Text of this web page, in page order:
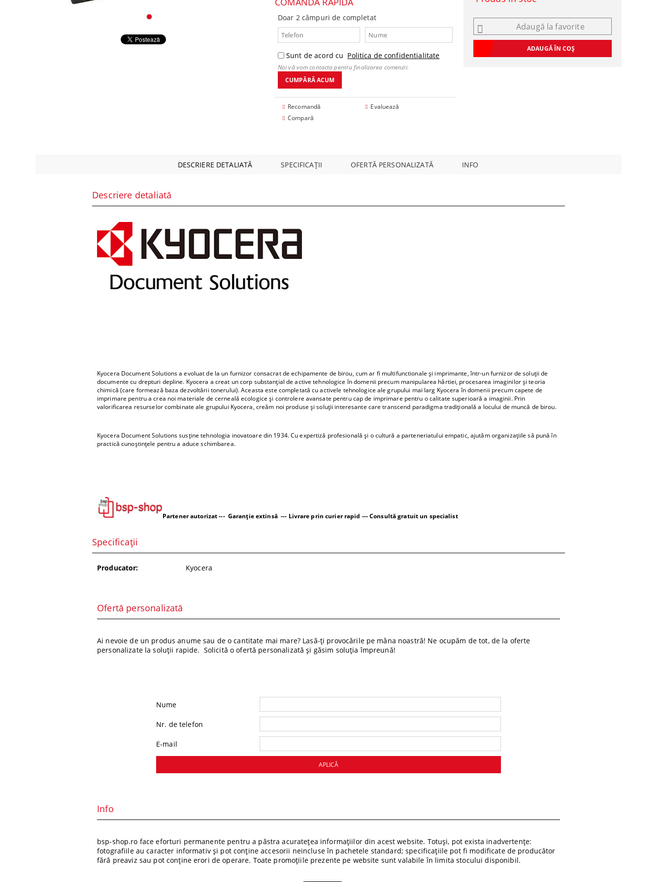
Supraveghere Video IP
Doar 2 câmpuri de completat
Sunt de acord cu Politica de confidentialitate
Noi vă vom contacta pentru finalizarea comenzii.
Recomandă
Evaluează
Compară
Adaugă la favorite
DESCRIERE DETALIATĂ SPECIFICAȚII OFERTĂ PERSONALIZATĂ INFO
Descriere detaliată
Kyocera Document Solutions a evoluat de la un furnizor consacrat de echipamente de birou, cum ar fi multifunctionale și imprimante, într-un furnizor de soluții de
documente cu drepturi depline. Kyocera a creat un corp substanțial de active tehnologice în domenii precum manipularea hârtiei, procesarea imaginilor și teoria
chimică (care formează baza dezvoltării tonerului). Aceasta este completată cu activele tehnologice ale grupului mai larg Kyocera în domenii precum capete de
imprimare pentru a crea noi materiale de cerneală ecologice și controlere avansate pentru cap de imprimare pentru o calitate superioară a imaginii. Prin
valorificarea resurselor combinate ale grupului Kyocera, creăm noi produse și soluții interesante care transcend paradigma tradițională a locului de muncă de birou.
Kyocera Document Solutions susține tehnologia inovatoare din 1934. Cu expertiză profesională și o cultură a parteneriatului empatic, ajutăm organizațiile să pună în
practică cunoștințele pentru a aduce schimbarea.
Partener autorizat --- Garanție extinsă --- Livrare prin curier rapid --- Consultă gratuit un specialist
Specificații
Producator: Kyocera
Ofertă personalizată
Ai nevoie de un produs anume sau de o cantitate mai mare? Lasă-ți provocările pe mâna noastră! Ne ocupăm de tot, de la oferte
personalizate la soluții rapide. Solicită o ofertă personalizată și găsim soluția împreună!
Nume
Nr. de telefon
E-mail
Info
bsp-shop.ro face eforturi permanente pentru a păstra acuratețea informațiilor din acest website. Totuși, pot exista inadvertențe:
fotografiile au caracter informativ și pot conține accesorii neincluse în pachetele standard; specificațiile pot fi modificate de producător
fără preaviz sau pot conține erori de operare. Toate promoțiile prezente pe website sunt valabile în limita stocului disponibil.